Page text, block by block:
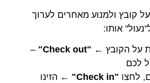
קובץ ולמנוע מאחרים לערוך
אותו:
על הקובץ ← "Check out"
–
לכם
לחצו "Check in"
← הזינו